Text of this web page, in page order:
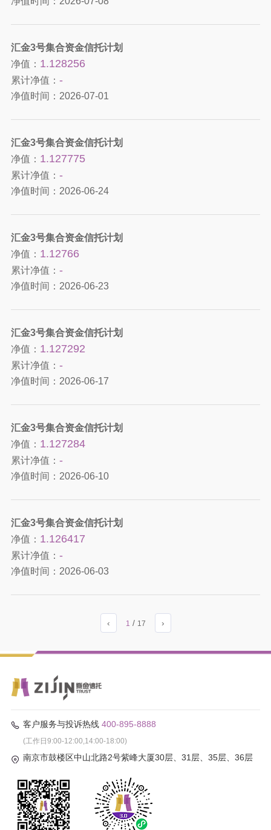
汇金3号集合资金信托计划
净值： 1.128256
累计净值： -
净值时间： 2026-07-01
汇金3号集合资金信托计划
净值： 1.127775
累计净值： -
净值时间： 2026-06-24
汇金3号集合资金信托计划
净值： 1.12766
累计净值： -
净值时间： 2026-06-23
汇金3号集合资金信托计划
净值： 1.127292
累计净值： -
净值时间： 2026-06-17
汇金3号集合资金信托计划
净值： 1.127284
累计净值： -
净值时间： 2026-06-10
汇金3号集合资金信托计划
净值： 1.126417
累计净值： -
净值时间： 2026-06-03
‹ 1 / 17 ›
客户服务与投诉热线 400-895-8888
(工作日9:00-12:00,14:00-18:00)
南京市鼓楼区中山北路2号紫峰大厦30层、31层、35层、36层